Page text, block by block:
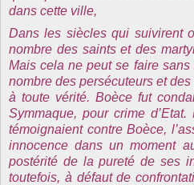
dans cette ville,
Dans les siècles qui suivirent
nombre des saints et des
Mais cela ne peut se faire
nombre des persécuteurs et
à toute vérité. Boèce fut
Symmaque, pour crime
témoignaient contre Boèce,
innocence dans un moment
postérité de la pureté de ses
toutefois, à défaut de